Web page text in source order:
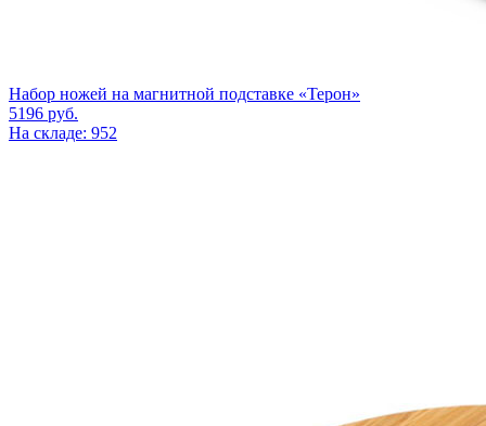
Набор ножей на магнитной подставке «Терон»
5196 руб.
На складе: 952